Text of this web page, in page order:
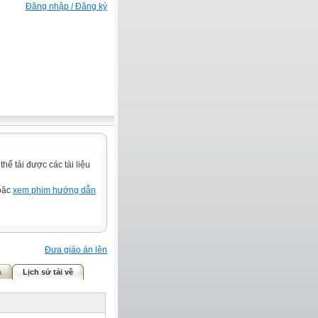
Đăng nhập / Đăng ký
tải được các tài liệu
xem phim hướng dẫn
Đưa giáo án lên
Lịch sử tải về